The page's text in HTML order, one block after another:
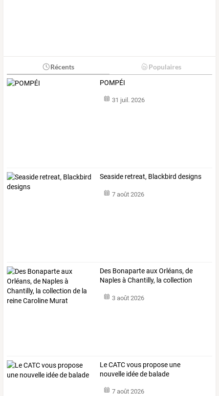
Récents Populaires
POMPÉI
31 juil. 2026
Seaside retreat, Blackbird designs
7 août 2026
Des BonaparteauxOrléans, de
Naplesà Chantilly, la collection
3 août 2026
Le CATC vous propose une
nouvelle idée de balade
7 août 2026